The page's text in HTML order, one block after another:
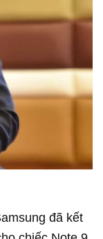
đã kết